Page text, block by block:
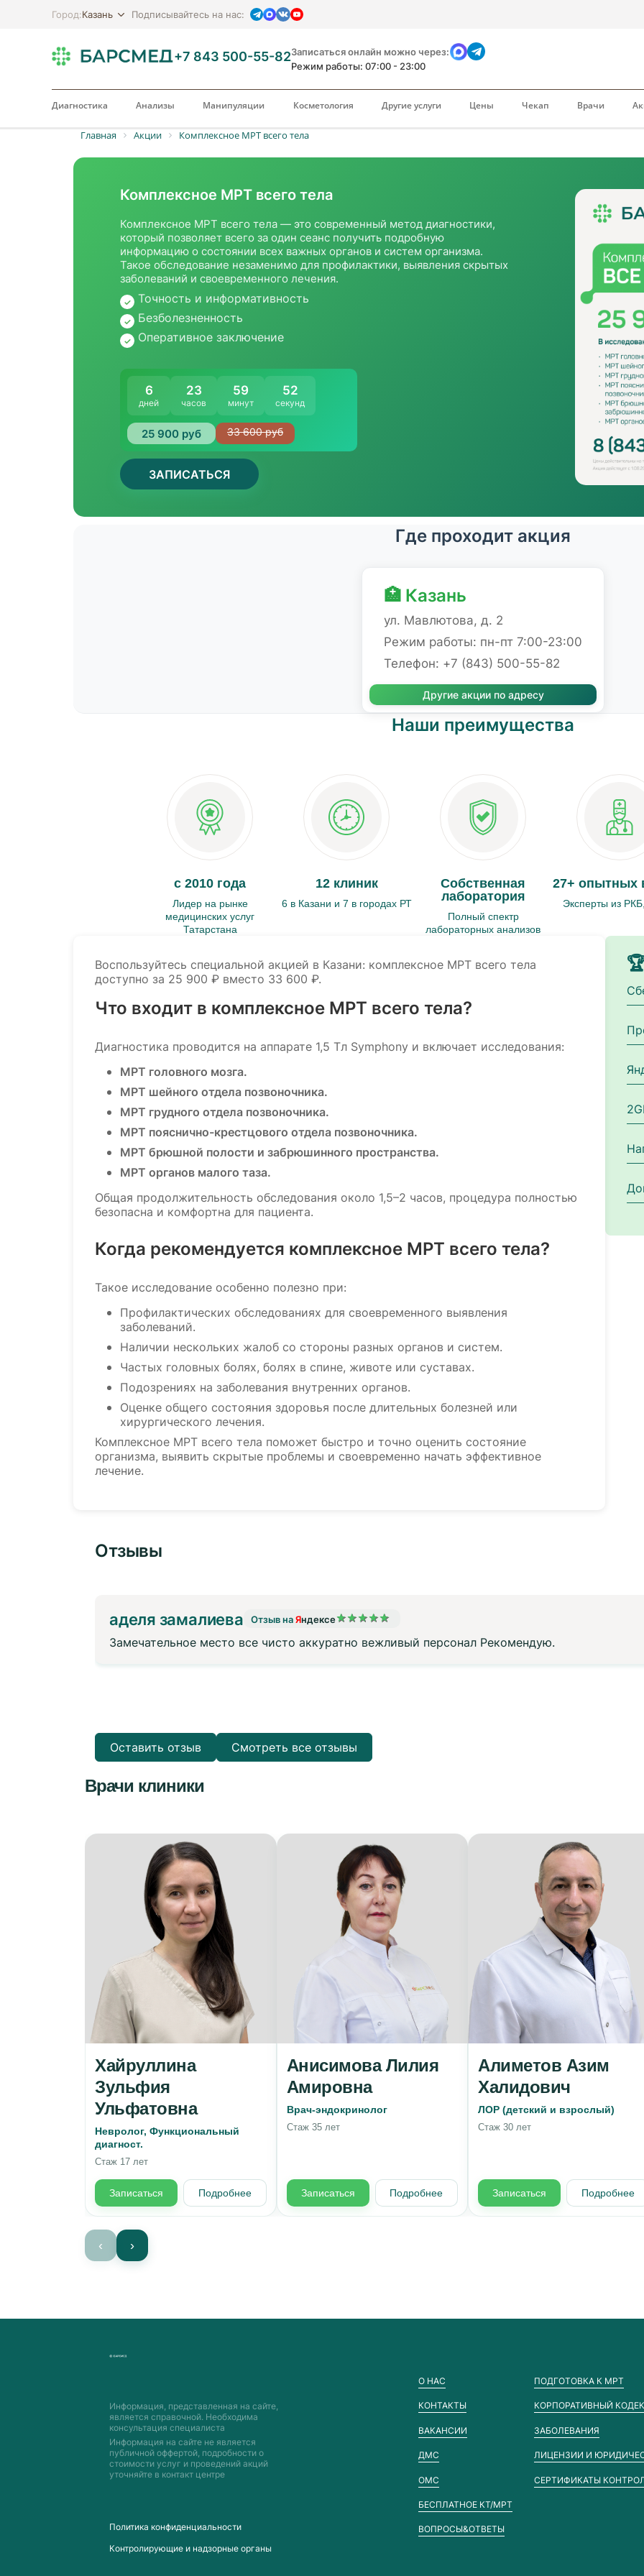
Город:Казань Подписывайтесь на нас:
+7 843 500-55-82Записаться онлайн можно через:
Режим работы: 07:00 - 23:00
Диагностика Анализы Манипуляции Косметология Другие услуги Цены Чекап Врачи
Главная Акции Комплексное МРТ всего тела
Комплексное МРТ всего тела
Комплексное МРТ всего тела — это современный метод диагностики,
который позволяет всего за один сеанс получить подробную
информацию о состоянии всех важных органов и систем организма.
Такое обследование незаменимо для профилактики, выявления скрытых
заболеваний и своевременного лечения.
Точность и информативность
Безболезненность
Оперативное заключение
6
дней
23
часов
59
минут
52
секунд
25 900 руб 33 600 руб
ЗАПИСАТЬСЯ
Где проходит акция
🏥 Казань
ул. Мавлютова, д. 2
Режим работы: пн-пт 7:00-23:00
Телефон: +7 (843) 500-55-82
Другие акции по адресу
Наши преимущества
с 2010 года
Лидер на рынке
медицинских услуг
Татарстана
12 клиник
6 в Казани и 7 в городах РТ
Собственная
лаборатория
Полный спектр
лабораторных анализов
27+ опытных
Эксперты из
Воспользуйтесь специальной акцией в Казани: комплексное МРТ всего тела
доступно за 25 900 ₽ вместо 33 600 ₽.
Что входит в комплексное МРТ всего тела?
Диагностика проводится на аппарате 1,5 Тл Symphony и включает исследования:
МРТ головного мозга.
МРТ шейного отдела позвоночника.
МРТ грудного отдела позвоночника.
МРТ пояснично-крестцового отдела позвоночника.
МРТ брюшной полости и забрюшинного пространства.
МРТ органов малого таза.
Общая продолжительность обследования около 1,5–2 часов, процедура полностью
безопасна и комфортна для пациента.
Когда рекомендуется комплексное МРТ всего тела?
Такое исследование особенно полезно при:
Профилактических обследованиях для своевременного выявления
заболеваний.
Наличии нескольких жалоб со стороны разных органов и систем.
Частых головных болях, болях в спине, животе или суставах.
Подозрениях на заболевания внутренних органов.
Оценке общего состояния здоровья после длительных болезней или
хирургического лечения.
Комплексное МРТ всего тела поможет быстро и точно оценить состояние
организма, выявить скрытые проблемы и своевременно начать эффективное
лечение.
Отзывы
аделя замалиева Отзыв наЯндексе★★★★★
Замечательное место все чисто аккуратно вежливый персонал Рекомендую.
Оставить отзыв Смотреть все отзывы
Врачи клиники
Хайруллина
Зульфия
Ульфатовна
Невролог, Функциональный
диагност.
Стаж 17 лет
Записаться Подробнее
Анисимова Лилия
Амировна
Врач-эндокринолог
Стаж 35 лет
Записаться Подробнее
Алиметов Азим
Халидович
ЛОР (детский и взрослый)
Стаж 30 лет
Записаться Подробнее
‹ ›
Информация, представленная на сайте,
является справочной. Необходима
консультация специалиста
Информация на сайте не является
публичной оффертой, подробности о
стоимости услуг и проведений акций
уточняйте в контакт центре
Пoлитика конфиденциальности
Контролирующие и надзорные органы
О НАС
КОНТАКТЫ
ВАКАНСИИ
ДМС
ОМС
БЕСПЛАТНОЕ КТ/МРТ
ВОПРОСЫ&ОТВЕТЫ
ПОДГОТОВКА К МРТ
КОРПОРАТИВНЫЙ
ЗАБОЛЕВАНИЯ
ЛИЦЕНЗИИ И
СЕРТИФИКАТЫ